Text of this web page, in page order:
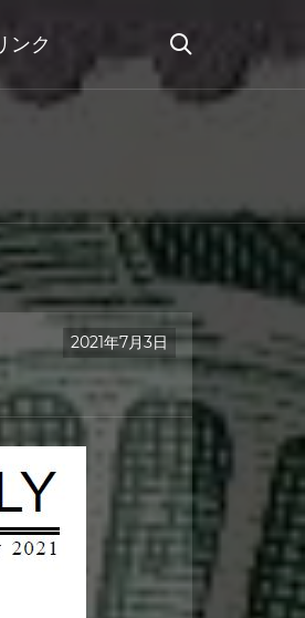
ンク
2021年7月3日